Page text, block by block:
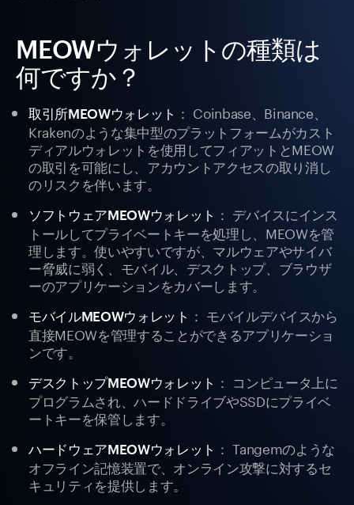
MEOWウォレットの種類は
何ですか？
取引所MEOWウォレット ： Coinbase、Binance、
Krakenのような集中型のプラットフォームがカスト
ディアルウォレットを使用してフィアットとMEOW
の取引を可能にし、アカウントアクセスの取り消し
のリスクを伴います。
ソフトウェアMEOWウォレット ： デバイスにインス
トールしてプライベートキーを処理し、MEOWを管
理します。使いやすいですが、マルウェアやサイバ
ー脅威に弱く、モバイル、デスクトップ、ブラウザ
ーのアプリケーションをカバーします。
モバイルMEOWウォレット ： モバイルデバイスから
直接MEOWを管理することができるアプリケーショ
ンです。
デスクトップMEOWウォレット ： コンピュータ上に
プログラムされ、ハードドライブやSSDにプライベ
ートキーを保管します。
ハードウェアMEOWウォレット ： Tangemのような
オフライン記憶装置で、オンライン攻撃に対するセ
キュリティを提供します。